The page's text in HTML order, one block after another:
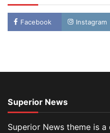
Facebook Instagram
Superior News
Superior News theme is